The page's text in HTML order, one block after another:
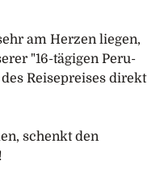
am Herzen liegen,
"16-tägigen Peru-
Reisepreises direkt
schenkt den